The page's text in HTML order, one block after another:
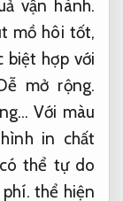
vận hành.
mồ hôi tốt,
biệt hợp với
mở rộng.
Với màu
hình in chất
thể tự do
thể hiện